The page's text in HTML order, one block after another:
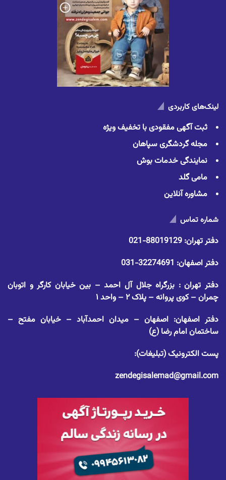
لینک‌های کاربردی
ثبت آگهی مفقودی با تخفیف ویژه
مجله گردشگری سپاهان
نمایندگی خدمات بوش
مامی گلد
مشاوره آنلاین
شماره تماس
دفتر تهران: 88019129-021
دفتر اصفهان: 32274691-031
دفتر تهران : بزرگراه جلال آل احمد – بین خیابان کارگر و اتوبان
چمران – کوی پروانه – پلاک ۲ – واحد ۱
دفتر اصفهان: اصفهان – میدان احمدآباد – خیابان مفتح –
ساختمان امام رضا (ع)
پست الکترونیک (تبلیغات):
zendegisalemad@gmail.com